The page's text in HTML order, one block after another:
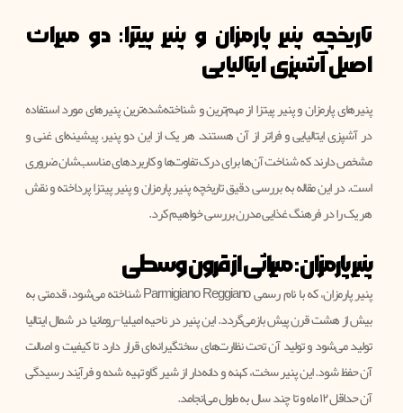
تاریخچه پنیر پارمزان و پنیر پیتزا: دو میراث
اصیل آشپزی ایتالیایی
پنیرهای پارمزان و پنیر پیتزا از مهم‌ترین و شناخته‌شده‌ترین پنیرهای مورد استفاده
در آشپزی ایتالیایی و فراتر از آن هستند. هر یک از این دو پنیر، پیشینه‌ای غنی و
مشخص دارند که شناخت آن‌ها برای درک تفاوت‌ها و کاربردهای مناسب‌شان ضروری
است. در این مقاله به بررسی دقیق تاریخچه پنیر پارمزان و پنیر پیتزا پرداخته و نقش
هر یک را در فرهنگ غذایی مدرن بررسی خواهیم کرد.
پنیر پارمزان: میراثی از قرون وسطی
پنیر پارمزان، که با نام رسمی Parmigiano Reggiano شناخته می‌شود، قدمتی به
بیش از هشت قرن پیش بازمی‌گردد. این پنیر در ناحیه امیلیا-رومانیا در شمال ایتالیا
تولید می‌شود و تولید آن تحت نظارت‌های سختگیرانه‌ای قرار دارد تا کیفیت و اصالت
آن حفظ شود. این پنیر سخت، کهنه و دانه‌دار از شیر گاو تهیه شده و فرآیند رسیدگی
آن حداقل ۱۲ ماه و تا چند سال به طول می‌انجامد.